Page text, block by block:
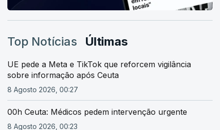
Top Notícias Últimas
UE pede a Meta e TikTok que reforcem vigilância
sobre informação após Ceuta
8 Agosto 2026, 00:27
00h Ceuta: Médicos pedem intervenção urgente
8 Agosto 2026, 00:23